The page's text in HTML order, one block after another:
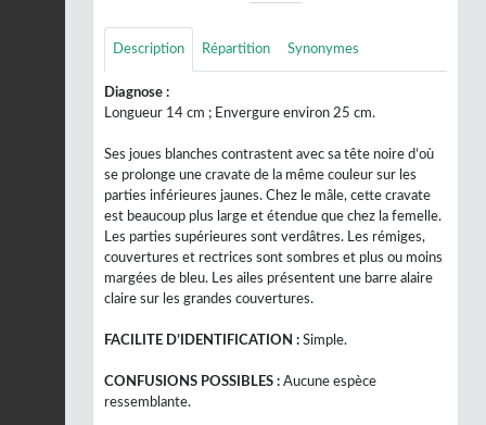
Description Répartition Synonymes
Diagnose :
Longueur 14 cm ; Envergure environ 25 cm.
Ses joues blanches contrastent avec sa tête noire d’où
se prolonge une cravate de la même couleur sur les
parties inférieures jaunes. Chez le mâle, cette cravate
est beaucoup plus large et étendue que chez la femelle.
Les parties supérieures sont verdâtres. Les rémiges,
couvertures et rectrices sont sombres et plus ou moins
margées de bleu. Les ailes présentent une barre alaire
claire sur les grandes couvertures.
FACILITE D’IDENTIFICATION : Simple.
CONFUSIONS POSSIBLES : Aucune espèce
ressemblante.